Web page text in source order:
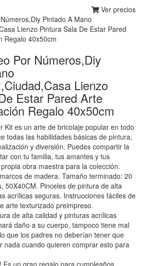
Ver precios
Por Números,Diy
Lienzo
Estar Pared Arte
Regalo 40x50cm
Kit es un arte de bricolaje popular en todo
todas las habilidades básicas de pintura,
y diversión. Puedes compartir la
con tu familia, tus amantes y tus
obra maestra para la colección.
de madera. Tamaño terminado: 20
50X40CM. Pinceles de pintura de alta
acrílicas seguras. Instrucciones fáciles de
arte texturizado preimpreso.
de alta calidad y pinturas acrílicas
daño a su cuerpo, tampoco tiene mal
que los padres no deberían tener que
nada cuando quieren comprar esto para
Es un gran regalo para cumpleaños,